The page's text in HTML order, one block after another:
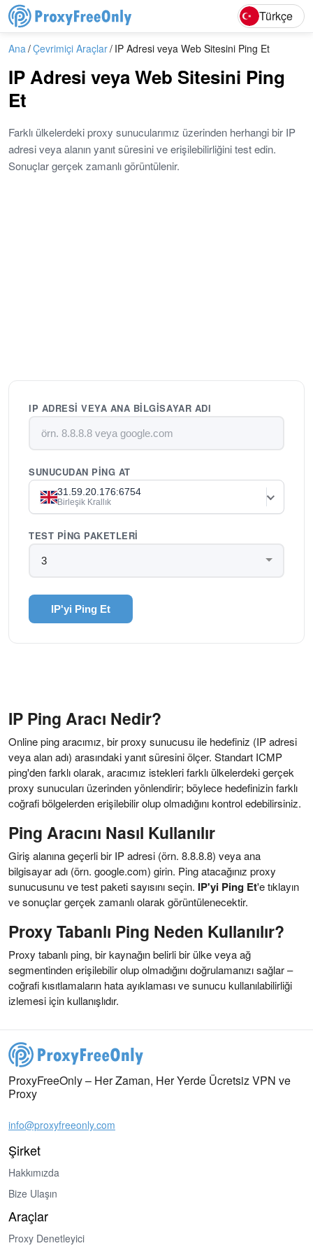
EnglishTürkçe
Ana Çevrimiçi Araçlar IP Adresi veya Web Sitesini Ping Et
IP Adresi veya Web Sitesini Ping
Et
Farklı ülkelerdeki proxy sunucularımız üzerinden herhangi bir IP
adresi veya alanın yanıt süresini ve erişilebilirliğini test edin.
Sonuçlar gerçek zamanlı görüntülenir.
IP ADRESI VEYA ANA BILGISAYAR ADI
SUNUCUDAN PING AT
31.59.20.176:6754
Birleşik Krallık
TEST PING PAKETLERI
IP'yi Ping Et
IP Ping Aracı Nedir?
Online ping aracımız, bir proxy sunucusu ile hedefiniz (IP adresi
veya alan adı) arasındaki yanıt süresini ölçer. Standart ICMP
ping'den farklı olarak, aracımız istekleri farklı ülkelerdeki gerçek
proxy sunucuları üzerinden yönlendirir; böylece hedefinizin farklı
coğrafi bölgelerden erişilebilir olup olmadığını kontrol edebilirsiniz.
Ping Aracını Nasıl Kullanılır
Giriş alanına geçerli bir IP adresi (örn. 8.8.8.8) veya ana
bilgisayar adı (örn. google.com) girin. Ping atacağınız proxy
sunucusunu ve test paketi sayısını seçin. IP'yi Ping Et'e tıklayın
ve sonuçlar gerçek zamanlı olarak görüntülenecektir.
Proxy Tabanlı Ping Neden Kullanılır?
Proxy tabanlı ping, bir kaynağın belirli bir ülke veya ağ
segmentinden erişilebilir olup olmadığını doğrulamanızı sağlar –
coğrafi kısıtlamaların hata ayıklaması ve sunucu kullanılabilirliği
izlemesi için kullanışlıdır.
ProxyFreeOnly – Her Zaman, Her Yerde Ücretsiz VPN ve
Proxy
info@proxyfreeonly.com
Şirket
Hakkımızda
Bize Ulaşın
Araçlar
Proxy Denetleyici